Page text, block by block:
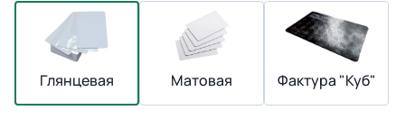
Глянцевая Матовая Фактура "Куб"